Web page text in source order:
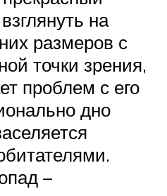
на
размеров с
точки зрения,
проблем с его
дно
–